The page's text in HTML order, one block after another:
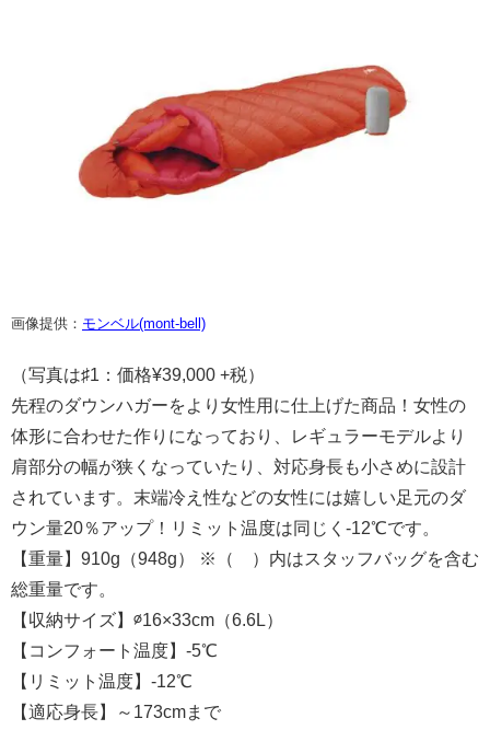
画像提供： モンベル(mont-bell)
（写真は♯1：価格¥39,000 +税）
先程のダウンハガーをより女性用に仕上げた商品！女性の
体形に合わせた作りになっており、レギュラーモデルより
肩部分の幅が狭くなっていたり、対応身長も小さめに設計
されています。末端冷え性などの女性には嬉しい足元のダ
ウン量20％アップ！リミット温度は同じく-12℃です。
【重量】910g（948g） ※（ ）内はスタッフバッグを含む
総重量です。
【収納サイズ】∅16×33cm（6.6L）
【コンフォート温度】-5℃
【リミット温度】-12℃
【適応身長】～173cmまで